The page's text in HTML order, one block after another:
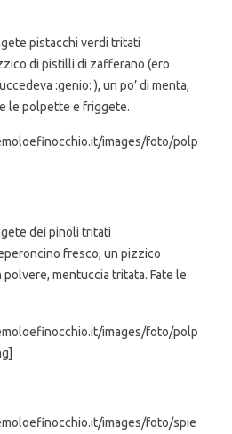
pistacchi verdi tritati
di pistilli di zafferano (ero
:genio: ), un po’ di menta,
le polpette e friggete.
images/foto/polp
dei pinoli tritati
fresco, un pizzico
mentuccia tritata. Fate le
images/foto/polp
images/foto/spie